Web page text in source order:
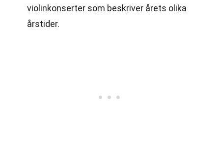
violinkonserter som beskriver årets olika
årstider.